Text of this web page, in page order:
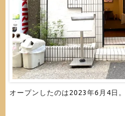
オープンしたのは2023年6月4日。